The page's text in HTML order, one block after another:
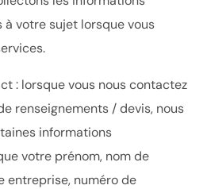
à votre sujet lorsque vous
: lorsque vous nous contactez
renseignements / devis, nous
informations
votre prénom, nom de
entreprise, numéro de